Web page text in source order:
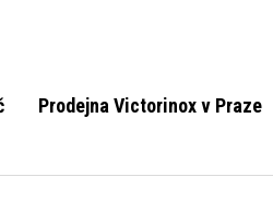
Prodejna Victorinox v Praze